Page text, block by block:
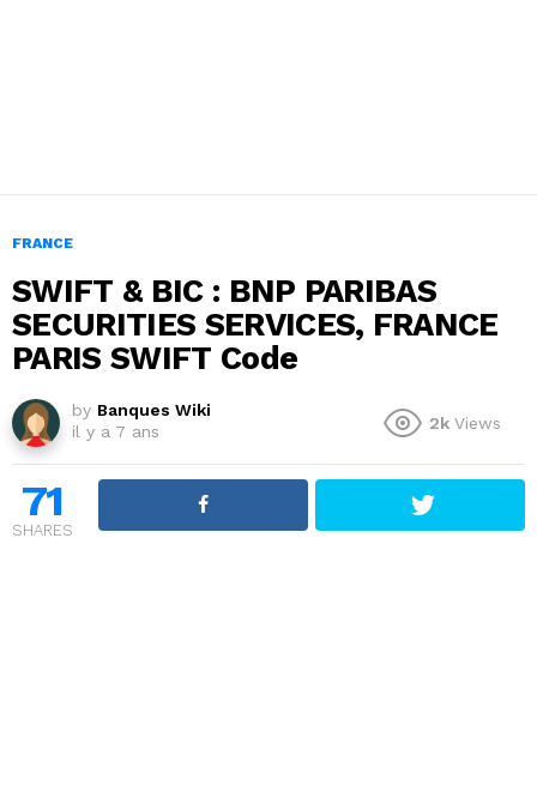
FRANCE
SWIFT & BIC : BNP PARIBAS
SECURITIES SERVICES, FRANCE
PARIS SWIFT Code
by Banques Wiki
il y a 7 ans
2k Views
71
SHARES